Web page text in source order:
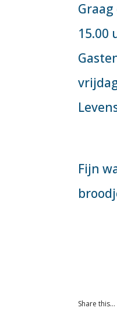
15.00
Fijn
Share this…